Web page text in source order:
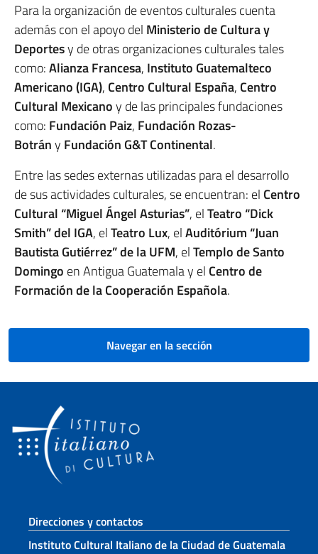
Para la organización de eventos culturales cuenta
además con el apoyo del Ministerio de Cultura y
Deportesy de otras organizaciones culturales tales
como:Alianza Francesa, Instituto Guatemalteco
Americano (IGA), Centro Cultural España, Centro
Cultural Mexicanoy de las principales fundaciones
como: Fundación Paiz, Fundación Rozas-
Botrány Fundación G&T Continental.
Entre las sedes externas utilizadas para el desarrollo
de sus actividades culturales, se encuentran: el Centro
Cultural “Miguel Ángel Asturias”, elTeatro “Dick
Smith” del IGA, elTeatro Lux, elAuditórium “Juan
Bautista Gutiérrez” de la UFM, elTemplo de Santo
Domingo en Antigua Guatemala y el Centro de
Formación de la Cooperación Española.
Navegar en la sección
Sezione footer
Direcciones y contactos
Instituto Cultural Italiano de la Ciudad de Guatemala